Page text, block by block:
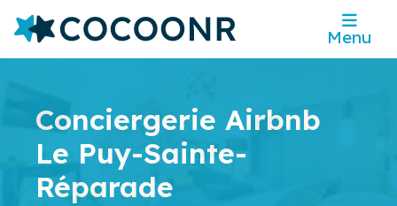
Menu
Conciergerie Airbnb
Le Puy-Sainte-
Réparade